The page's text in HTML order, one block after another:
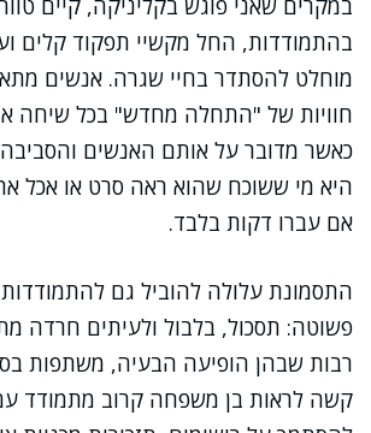
במקרים שאני פוגש בקליניקה, קיים
בהתמודדות, החל מקשיי תפקוד קלים
מוחלט להסתדר בחיי שגרה. אנשים
חוויות של "התחלה מחדש" בכל שיחה או
כאשר מדובר על אותם האנשים
היא מי ששוכח שהוא ראה סרט או אכל
אם עברו דקות בלבד.
התסמונת עלולה להוביל גם
פשוטה: תסכול, בלבול ולעיתים חרדה
רבות שבהן הופיעה הבעיה, משתפות
קשה לראות בן משפחה קרוב מתמודד